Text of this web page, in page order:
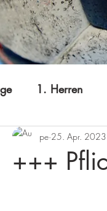
1. Herren
Jugend B
+++
pe 25. Apr. 2023